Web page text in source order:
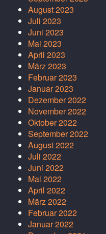
August 2023
Juli 2023
Juni 2023
Mai 2023
April 2023
März 2023
Februar 2023
Januar 2023
Dezember 2022
November 2022
Oktober 2022
September 2022
August 2022
Juli 2022
Juni 2022
Mai 2022
April 2022
März 2022
Februar 2022
Januar 2022